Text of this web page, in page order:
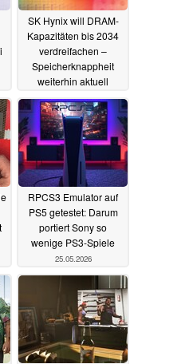
SK Hynix will DRAM-
Kapazitäten bis 2034
verdreifachen –
Speicherknappheit
weiterhin aktuell
14.06.2026
RPCS3 Emulator auf
PS5 getestet: Darum
portiert Sony so
wenige PS3-Spiele
25.05.2026